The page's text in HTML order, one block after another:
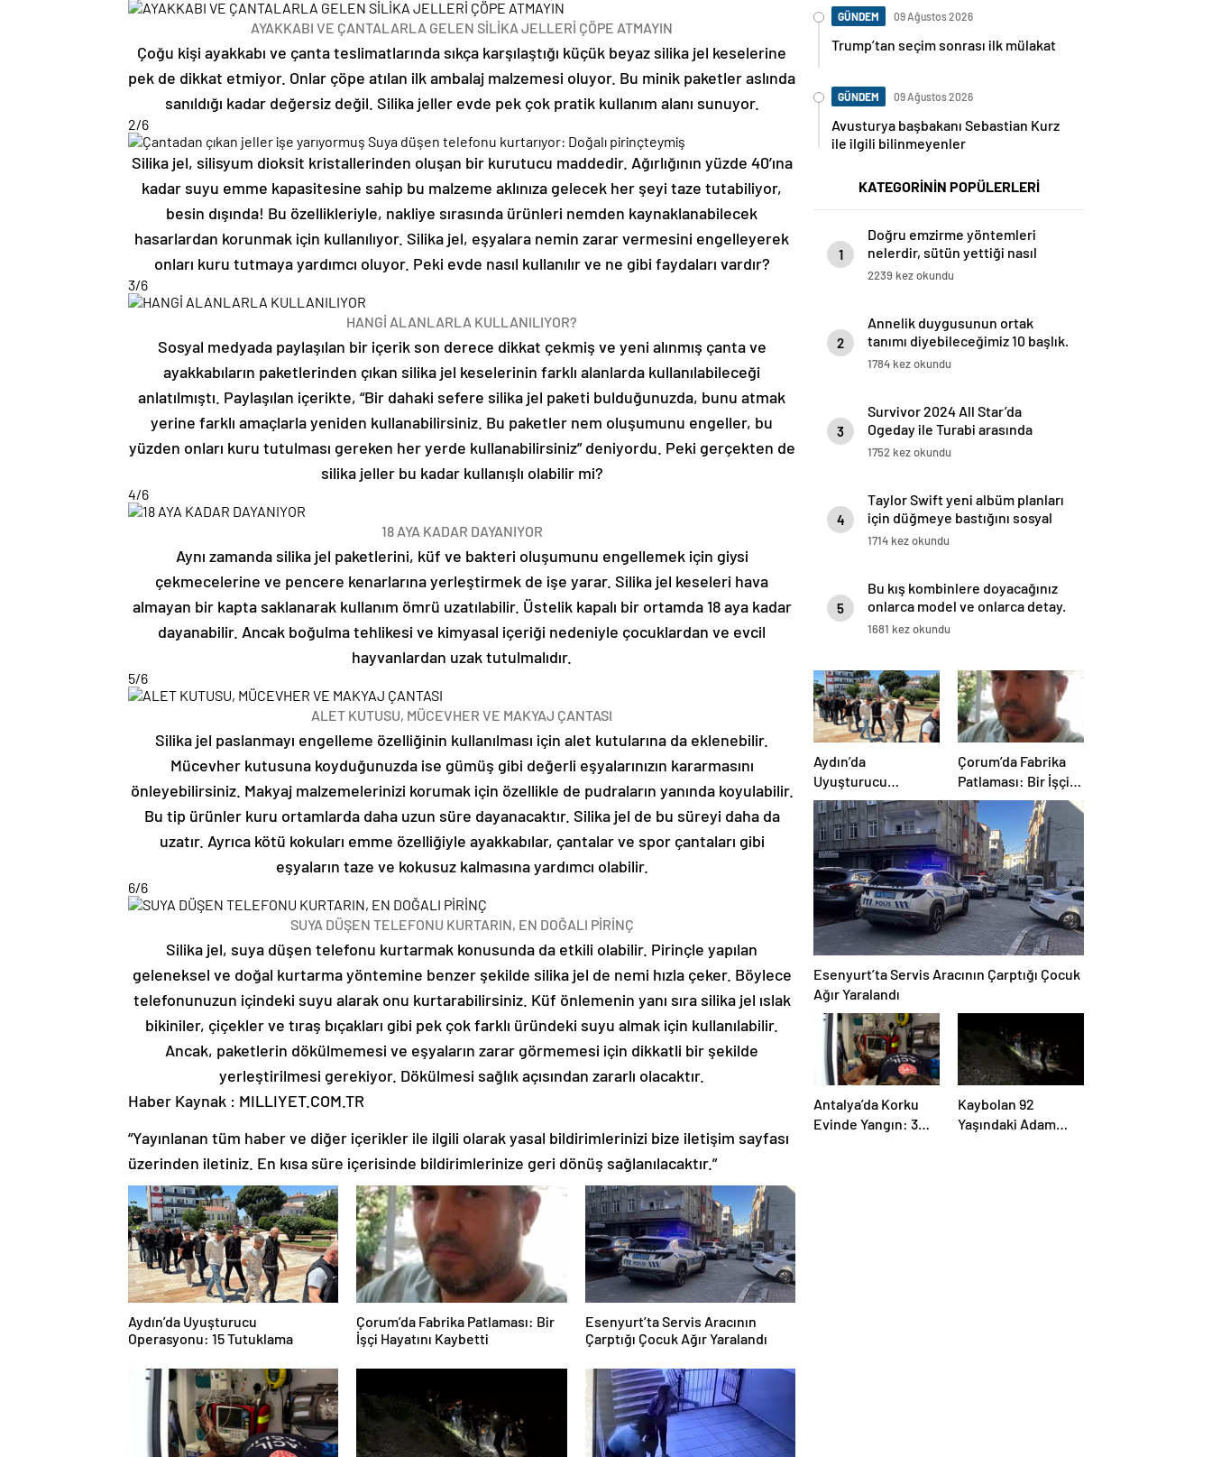
AYAKKABI VE ÇANTALARLA GELEN SİLİKA JELLERİ ÇÖPE ATMAYIN
Çoğu kişi ayakkabı ve çanta teslimatlarında sıkça karşılaştığı küçük beyaz silika jel keselerine
pek de dikkat etmiyor. Onlar çöpe atılan ilk ambalaj malzemesi oluyor. Bu minik paketler aslında
sanıldığı kadar değersiz değil. Silika jeller evde pek çok pratik kullanım alanı sunuyor.
2/6
Silika jel, silisyum dioksit kristallerinden oluşan bir kurutucu maddedir. Ağırlığının yüzde 40’ına
kadar suyu emme kapasitesine sahip bu malzeme aklınıza gelecek her şeyi taze tutabiliyor,
besin dışında! Bu özellikleriyle, nakliye sırasında ürünleri nemden kaynaklanabilecek
hasarlardan korunmak için kullanılıyor. Silika jel, eşyalara nemin zarar vermesini engelleyerek
onları kuru tutmaya yardımcı oluyor. Peki evde nasıl kullanılır ve ne gibi faydaları vardır?
3/6
HANGİ ALANLARLA KULLANILIYOR?
Sosyal medyada paylaşılan bir içerik son derece dikkat çekmiş ve yeni alınmış çanta ve
ayakkabıların paketlerinden çıkan silika jel keselerinin farklı alanlarda kullanılabileceği
anlatılmıştı. Paylaşılan içerikte, “Bir dahaki sefere silika jel paketi bulduğunuzda, bunu atmak
yerine farklı amaçlarla yeniden kullanabilirsiniz. Bu paketler nem oluşumunu engeller, bu
yüzden onları kuru tutulması gereken her yerde kullanabilirsiniz” deniyordu. Peki gerçekten de
silika jeller bu kadar kullanışlı olabilir mi?
4/6
18 AYA KADAR DAYANIYOR
Aynı zamanda silika jel paketlerini, küf ve bakteri oluşumunu engellemek için giysi
çekmecelerine ve pencere kenarlarına yerleştirmek de işe yarar. Silika jel keseleri hava
almayan bir kapta saklanarak kullanım ömrü uzatılabilir. Üstelik kapalı bir ortamda 18 aya kadar
dayanabilir. Ancak boğulma tehlikesi ve kimyasal içeriği nedeniyle çocuklardan ve evcil
hayvanlardan uzak tutulmalıdır.
5/6
ALET KUTUSU, MÜCEVHER VE MAKYAJ ÇANTASI
Silika jel paslanmayı engelleme özelliğinin kullanılması için alet kutularına da eklenebilir.
Mücevher kutusuna koyduğunuzda ise gümüş gibi değerli eşyalarınızın kararmasını
önleyebilirsiniz. Makyaj malzemelerinizi korumak için özellikle de pudraların yanında koyulabilir.
Bu tip ürünler kuru ortamlarda daha uzun süre dayanacaktır. Silika jel de bu süreyi daha da
uzatır. Ayrıca kötü kokuları emme özelliğiyle ayakkabılar, çantalar ve spor çantaları gibi
eşyaların taze ve kokusuz kalmasına yardımcı olabilir.
6/6
SUYA DÜŞEN TELEFONU KURTARIN, EN DOĞALI PİRİNÇ
Silika jel, suya düşen telefonu kurtarmak konusunda da etkili olabilir. Pirinçle yapılan
geleneksel ve doğal kurtarma yöntemine benzer şekilde silika jel de nemi hızla çeker. Böylece
telefonunuzun içindeki suyu alarak onu kurtarabilirsiniz. Küf önlemenin yanı sıra silika jel ıslak
bikiniler, çiçekler ve tıraş bıçakları gibi pek çok farklı üründeki suyu almak için kullanılabilir.
Ancak, paketlerin dökülmemesi ve eşyaların zarar görmemesi için dikkatli bir şekilde
yerleştirilmesi gerekiyor. Dökülmesi sağlık açısından zararlı olacaktır.
Haber Kaynak : MILLIYET.COM.TR
“Yayınlanan tüm haber ve diğer içerikler ile ilgili olarak yasal bildirimlerinizi bize iletişim sayfası
üzerinden iletiniz. En kısa süre içerisinde bildirimlerinize geri dönüş sağlanılacaktır.”
Aydın’da Uyuşturucu
Operasyonu: 15 Tutuklama
Çorum’da Fabrika Patlaması: Bir
İşçi Hayatını Kaybetti
Esenyurt’ta Servis Aracının
Çarptığı Çocuk Ağır Yaralandı
GÜNDEM 09 Ağustos 2026
Trump’tan seçim sonrası ilk mülakat
GÜNDEM 09 Ağustos 2026
Avusturya başbakanı Sebastian Kurz
ile ilgili bilinmeyenler
KATEGORİNİN POPÜLERLERİ
1
Doğru emzirme yöntemleri
nelerdir, sütün yettiği nasıl
anlaşılır?
2239 kez okundu
2
Annelik duygusunun ortak
tanımı diyebileceğimiz 10 başlık.
1784 kez okundu
3
Survivor 2024 All Star’da
Ogeday ile Turabi arasında
gerginlik tırmandı! Adaya veda
1752 kez okundu
4
Taylor Swift yeni albüm planları
için düğmeye bastığını sosyal
medyadan duyurdu!
1714 kez okundu
5
Bu kış kombinlere doyacağınız
onlarca model ve onlarca detay.
1681 kez okundu
Aydın’da
Uyuşturucu
Operasyonu: 15
Tutuklama
Çorum’da Fabrika
Patlaması: Bir İşçi
Hayatını Kaybetti
Esenyurt’ta Servis Aracının Çarptığı Çocuk
Ağır Yaralandı
Antalya’da Korku
Evinde Yangın: 3
Kaybolan 92
Yaşındaki Adam